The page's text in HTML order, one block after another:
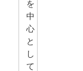
を
中
心
と
し
て